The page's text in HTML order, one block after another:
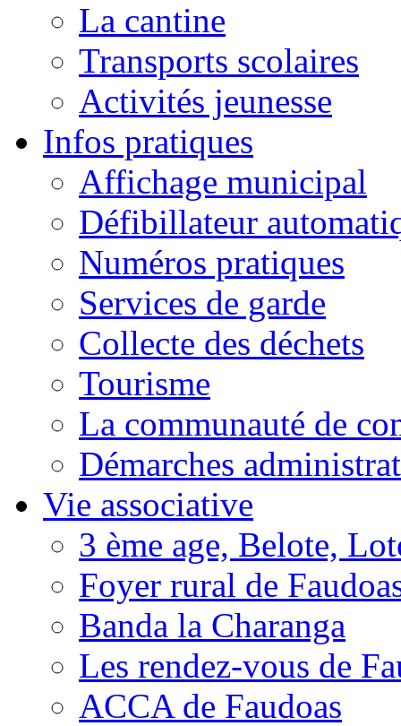
La cantine
Transports scolaires
Activités jeunesse
Infos pratiques
Affichage municipal
Défibillateur
Numéros pratiques
Services de garde
Collecte des déchets
Tourisme
La communauté de
Démarches
Vie associative
3 ème age, Belote,
Foyer rural de
Banda la Charanga
Les rendez-vous de
ACCA de Faudoas